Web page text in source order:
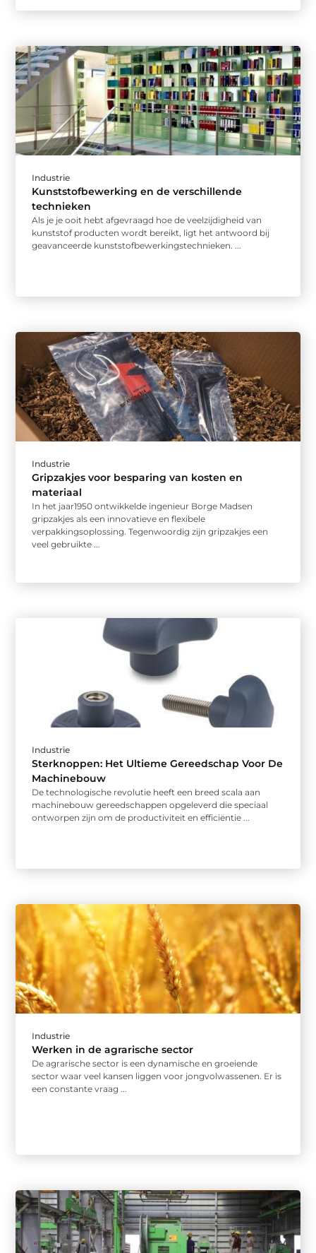
Industrie
Kunststofbewerking en de verschillende
technieken
Als je je ooit hebt afgevraagd hoe de veelzijdigheid van
kunststof producten wordt bereikt, ligt het antwoord bij
geavanceerde kunststofbewerkingstechnieken. ...
Industrie
Gripzakjes voor besparing van kosten en
materiaal
In het jaar1950 ontwikkelde ingenieur Borge Madsen
gripzakjes als een innovatieve en flexibele
verpakkingsoplossing. Tegenwoordig zijn gripzakjes een
veel gebruikte ...
Industrie
Sterknoppen: Het Ultieme Gereedschap Voor De
Machinebouw
De technologische revolutie heeft een breed scala aan
machinebouw gereedschappen opgeleverd die speciaal
ontworpen zijn om de productiviteit en efficiëntie ...
Industrie
Werken in de agrarische sector
De agrarische sector is een dynamische en groeiende
sector waar veel kansen liggen voor jongvolwassenen. Er is
een constante vraag ...